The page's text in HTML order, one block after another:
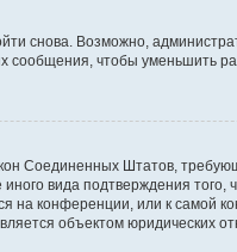
снова. Возможно,
сообщения, чтобы уменьшить
Соединенных Штатов,
вида подтверждения
на конференции, или к самой
объектом юридических